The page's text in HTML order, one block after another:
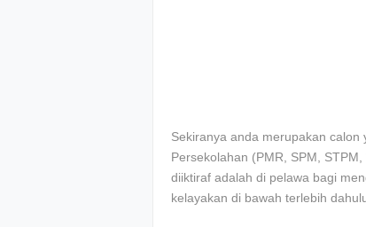
Sekiranya anda merupakan
Persekolahan (PMR, SPM,
diiktiraf adalah di pelawa bagi
kelayakan di bawah terlebih